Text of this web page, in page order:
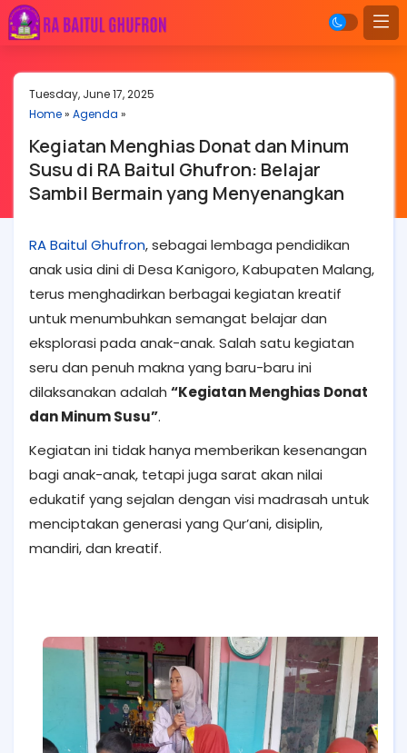
Tuesday, June 17, 2025
Home» Agenda »
Kegiatan Menghias Donat dan Minum
Susu di RA Baitul Ghufron: Belajar
Sambil Bermain yang Menyenangkan
RA Baitul Ghufron, sebagai lembaga pendidikan
anak usia dini di Desa Kanigoro, Kabupaten Malang,
terus menghadirkan berbagai kegiatan kreatif
untuk menumbuhkan semangat belajar dan
eksplorasi pada anak-anak. Salah satu kegiatan
seru dan penuh makna yang baru-baru ini
dilaksanakan adalah “Kegiatan Menghias Donat
dan Minum Susu”.
Kegiatan ini tidak hanya memberikan kesenangan
bagi anak-anak, tetapi juga sarat akan nilai
edukatif yang sejalan dengan visi madrasah untuk
menciptakan generasi yang Qur’ani, disiplin,
mandiri, dan kreatif.